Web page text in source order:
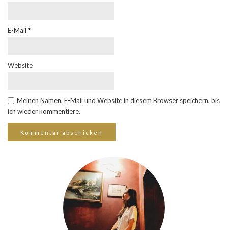
E-Mail *
Website
Meinen Namen, E-Mail und Website in diesem Browser speichern, bis
ich wieder kommentiere.